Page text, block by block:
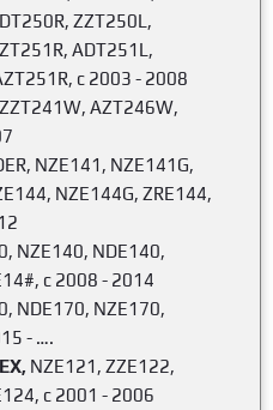
ZZT250L,
ADT251L,
с 2003 - 2008
AZT246W,
NZE141, NZE141G,
NZE144G, ZRE144,
NZE140, NDE140,
c 2008 - 2014
NDE170, NZE170,
- ….
NZE121, ZZE122,
с 2001 - 2006